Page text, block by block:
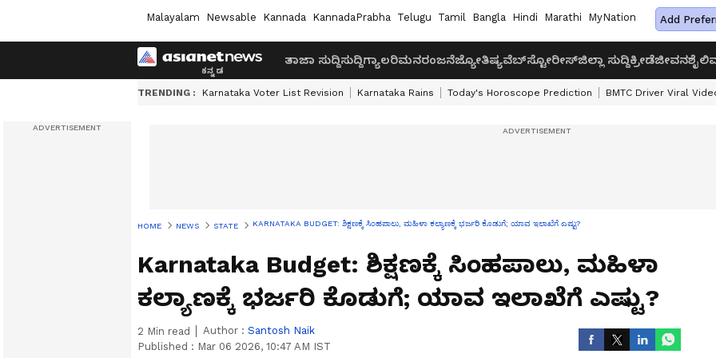
Malayalam Newsable Kannada KannadaPrabha Telugu Tamil Bangla Hindi Marathi MyNation Add
ತಾಜಾ ಸುದ್ದಿಸುದ್ದಿಗ್ಯಾಲರಿಮನರಂಜನೆಜ್ಯೋತಿಷ್ಯವೆಬ್‌ಸ್ಟೋರೀಸ್ಜಿಲ್ಲಾ ಸುದ್ದಿಕ್ರೀಡೆಜೀವನಶೈಲಿ
TRENDING : Karnataka Voter List Revision Karnataka Rains Today's Horoscope Prediction BMTC Driver Viral
HOME NEWS STATE KARNATAKA BUDGET: ಶಿಕ್ಷಣಕ್ಕೆ ಸಿಂಹಪಾಲು, ಮಹಿಳಾ ಕಲ್ಯಾಣಕ್ಕೆ ಭರ್ಜರಿ ಕೊಡುಗೆ; ಯಾವ ಇಲಾಖೆಗೆ ಎಷ್ಟು?
Karnataka Budget: ಶಿಕ್ಷಣಕ್ಕೆ ಸಿಂಹಪಾಲು, ಮಹಿಳಾ
ಕಲ್ಯಾಣಕ್ಕೆ ಭರ್ಜರಿ ಕೊಡುಗೆ; ಯಾವ ಇಲಾಖೆಗೆ ಎಷ್ಟು?
2 Min read Author : Santosh Naik
Published : Mar 06 2026, 10:47 AM IST